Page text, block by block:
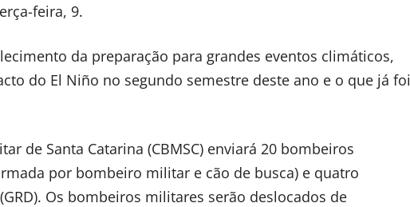
feira, 9.
da preparação para grandes eventos climáticos,
do El Niño no segundo semestre deste ano e o que já foi
de Santa Catarina (CBMSC) enviará 20 bombeiros
por bombeiro militar e cão de busca) e quatro
Os bombeiros militares serão deslocados de